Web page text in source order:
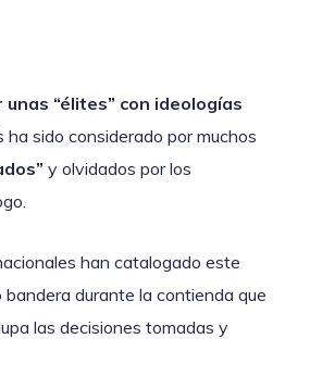
“élites” con ideologías
ha sido considerado por muchos
y olvidados por los
han catalogado este
bandera durante la contienda que
las decisiones tomadas y